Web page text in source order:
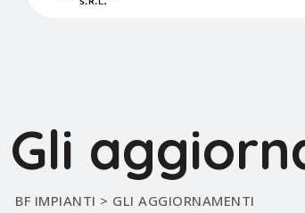
Gli
BF IMPIANTI > GLI AGGIORNAMENTI